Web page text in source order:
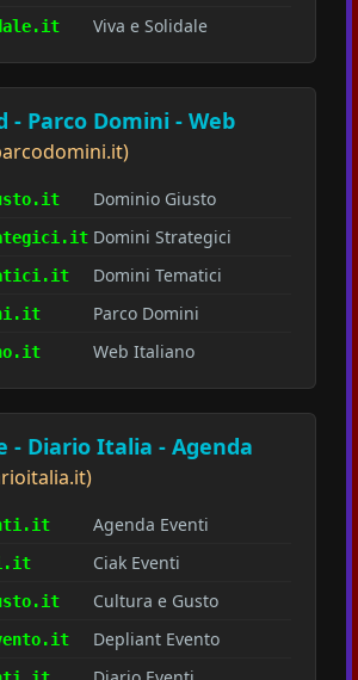
Viva e Solidale
- Parco Domini - Web
Dominio Giusto
Domini Strategici
Domini Tematici
Parco Domini
Web Italiano
- Diario Italia - Agenda
Agenda Eventi
Ciak Eventi
Cultura e Gusto
Depliant Evento